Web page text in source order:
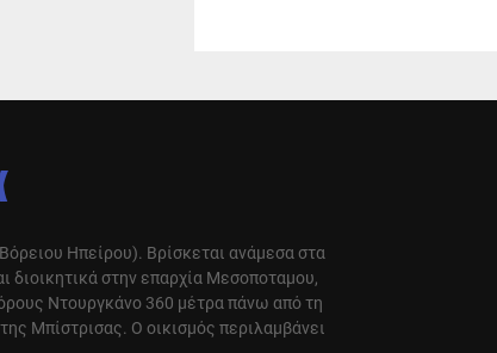
Ηπείρου). Βρίσκεται ανάμεσα στα
στην επαρχία Μεσοποταμου,
Ντουργκάνο 360 μέτρα πάνω από τη
Μπίστρισας. Ο οικισμός περιλαμβάνει